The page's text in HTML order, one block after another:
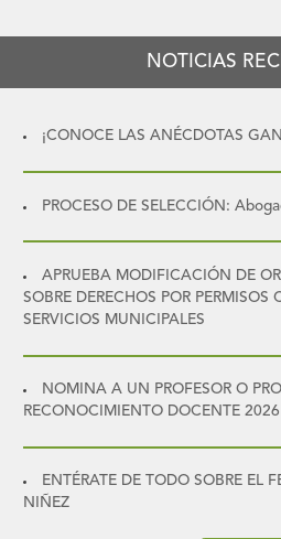
NOTICIAS
¡CONOCE LAS ANÉCDOTAS
PROCESO DE SELECCIÓN:
APRUEBA MODIFICACIÓN DE
SOBRE DERECHOS POR PERMISOS
SERVICIOS MUNICIPALES
NOMINA A UN PROFESOR O
RECONOCIMIENTO DOCENTE 2026
ENTÉRATE DE TODO SOBRE EL
NIÑEZ